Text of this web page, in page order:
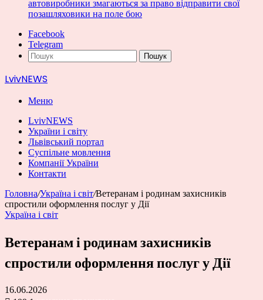
автовиробники змагаються за право відправити свої
позашляховики на поле бою
Facebook
Telegram
Пошук
LvivNEWS
Меню
LvivNEWS
України і світу
Львівський портал
Суспільне мовлення
Компанії України
Контакти
Головна/Україна і світ/Ветеранам і родинам захисників
спростили оформлення послуг у Дії
Україна і світ
Ветеранам і родинам захисників
спростили оформлення послуг у Дії
16.06.2026